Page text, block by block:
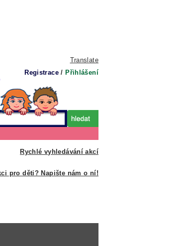
Translate
Registrace / Přihlášení
Rychlé vyhledávání akcí
pro děti? Napište nám o ní!